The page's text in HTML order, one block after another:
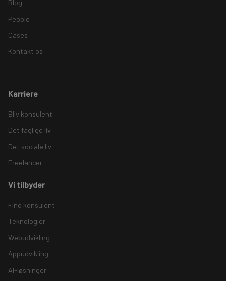
Blog
People
Cases
Kontakt os
Karriere
Bliv konsulent
Det faglige liv
Det sociale liv
Freelancer
Vi tilbyder
Find konsulent
Teknologier
Webudvikling
Appudvikling
AI-løsninger